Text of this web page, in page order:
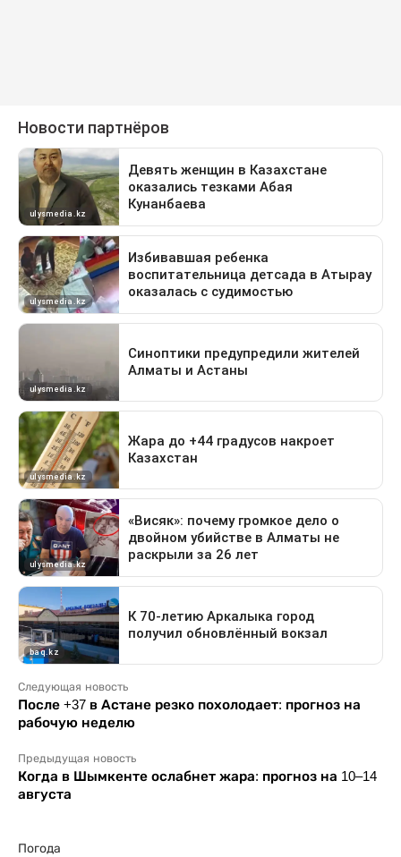
Следующая новость
После +37 в Астане резко похолодает: прогноз на
рабочую неделю
Предыдущая новость
Когда в Шымкенте ослабнет жара: прогноз на 10–14
августа
Погода